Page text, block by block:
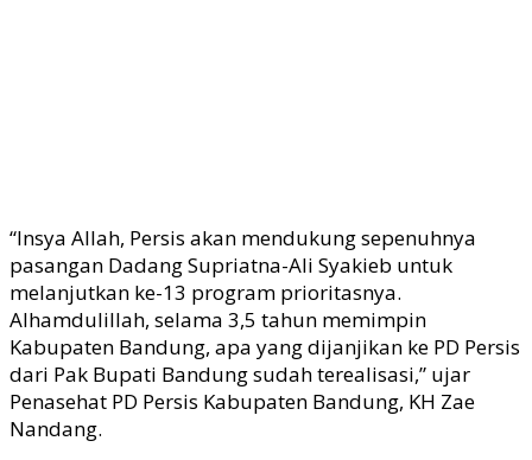
“Insya Allah, Persis akan mendukung sepenuhnya
pasangan Dadang Supriatna-Ali Syakieb untuk
melanjutkan ke-13 program prioritasnya.
Alhamdulillah, selama 3,5 tahun memimpin
Kabupaten Bandung, apa yang dijanjikan ke PD Persis
dari Pak Bupati Bandung sudah terealisasi,” ujar
Penasehat PD Persis Kabupaten Bandung, KH Zae
Nandang.